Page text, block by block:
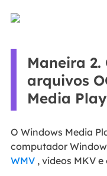
Maneira
arquivos
Media
O Windows Media
computador
WMV, vídeos MKV